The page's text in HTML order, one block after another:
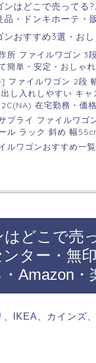
ンはどこで売ってる
品・ドンキホーテ
ンおすすめ3選・お
所 ファイルワゴン 3
簡単・安定・おしゃ
ファイルワゴン 2段
し入れしやすい キ
在宅勤務・価
プライ ファイルワゴ
ル ラック 斜め 幅
ルワゴンおすすめ一
どこで売
ター・無
Amazon・
IKEA、カインズ